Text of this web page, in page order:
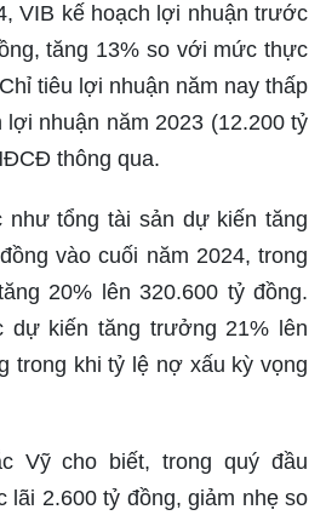
VIB kế hoạch lợi nhuận trước
tăng 13% so với mức thực
tiêu lợi nhuận năm nay thấp
nhuận năm 2023 (12.200 tỷ
thông qua.
như tổng tài sản dự kiến tăng
vào cuối năm 2024, trong
20% lên 320.600 tỷ đồng.
dự kiến tăng trưởng 21% lên
trong khi tỷ lệ nợ xấu kỳ vọng
Vỹ cho biết, trong quý đầu
lãi 2.600 tỷ đồng, giảm nhẹ so